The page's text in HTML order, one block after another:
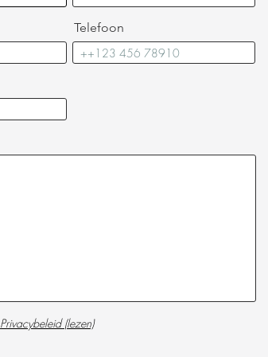
Telefoon
Privacybeleid (lezen)